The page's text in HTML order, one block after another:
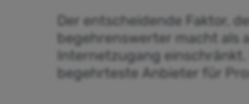
Der entscheidende Faktor,
begehrenswerter macht als
Internetzugang
begehrteste Anbieter für